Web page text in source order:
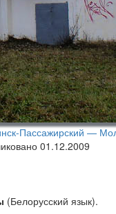
Пассажирский —
01.12.2009
(Белорусский язык).